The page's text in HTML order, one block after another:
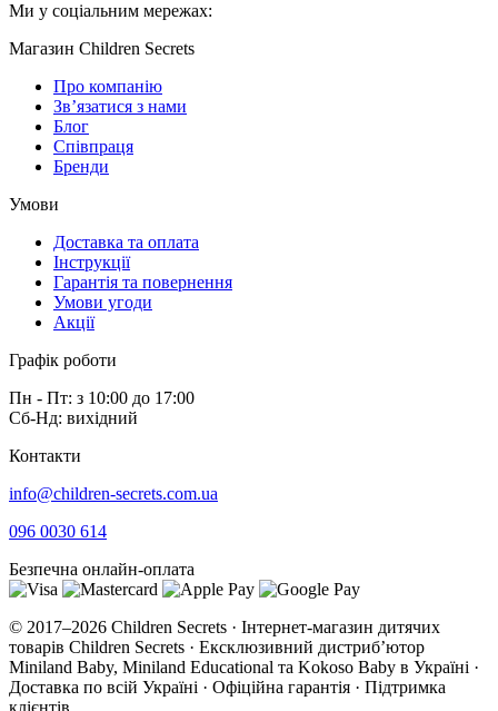
Ми у соціальним мережах:
Магазин Children Secrets
Про компанію
Зв’язатися з нами
Блог
Співпраця
Бренди
Умови
Доставка та оплата
Інструкції
Гарантія та повернення
Умови угоди
Акції
Графік роботи
Пн - Пт: з 10:00 до 17:00
Сб-Нд: вихідний
Контакти
info@children-secrets.com.ua
096 0030 614
Безпечна онлайн-оплата
© 2017–2026 Children Secrets · Інтернет-магазин дитячих
товарів Children Secrets · Ексклюзивний дистриб’ютор
Miniland Baby, Miniland Educational та Kokoso Baby в Україні ·
Доставка по всій Україні · Офіційна гарантія · Підтримка